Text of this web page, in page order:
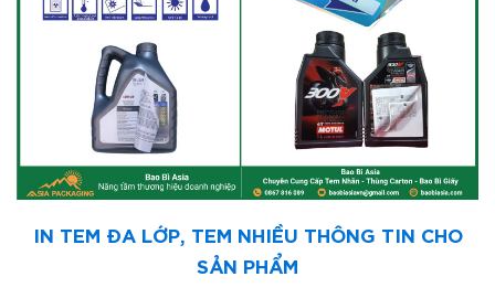
IN TEM ĐA LỚP, TEM NHIỀU THÔNG TIN CHO
SẢN PHẨM